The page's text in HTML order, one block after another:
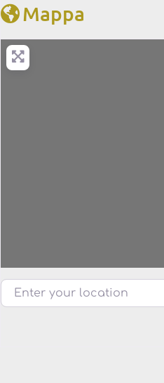
Mappa
Enter your location